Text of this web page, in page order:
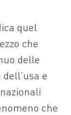
quel
che
delle
e
che